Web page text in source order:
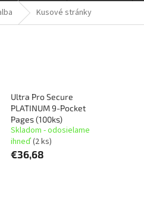
Kusové stránky
Ultra Pro Secure
PLATINUM 9-Pocket
Pages (100ks)
Skladom - odosielame
ihneď(2 ks)
€36,68